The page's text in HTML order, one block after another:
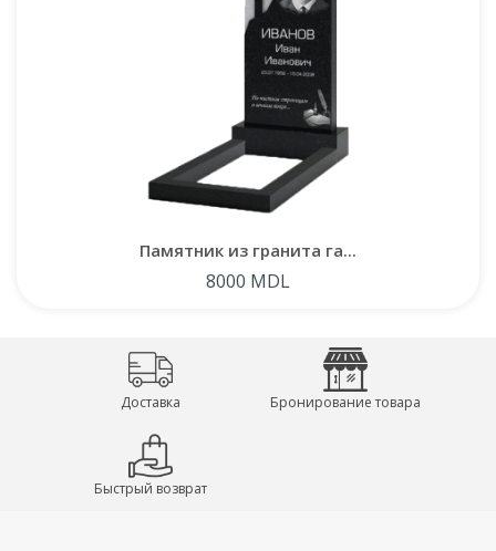
Памятник из гранита га...
8000 MDL
Доставка Бронирование товара
Быстрый возврат